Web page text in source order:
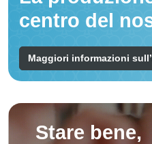
centro del
Maggiori informazioni
Stare bene,